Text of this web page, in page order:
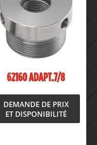
62160 ADAPT.7/8
DEMANDE DE PRIX
ET DISPONIBILITÉ